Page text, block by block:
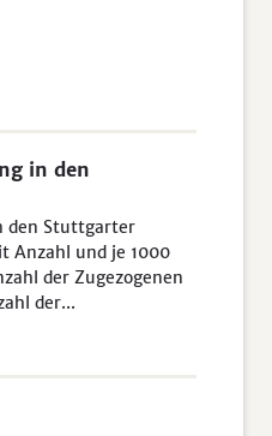
in den
den Stuttgarter
Anzahl und je 1000
der Zugezogenen
der...